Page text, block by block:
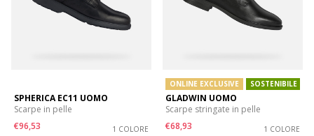
SPHERICA EC11 UOMO
Scarpe in pelle
€96,53
1 COLORE
ONLINE EXCLUSIVE SOSTENIBILE
GLADWIN UOMO
Scarpe stringate in pelle
€68,93
1 COLORE